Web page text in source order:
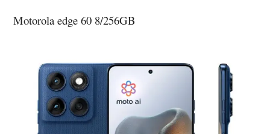
Motorola edge 60 8/256GB